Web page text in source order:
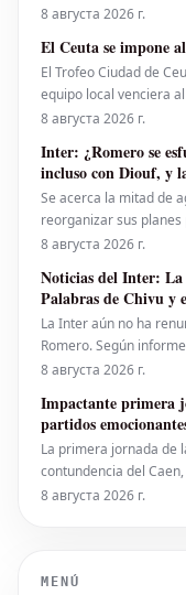
declaración oficial
mejor protección
8 августа 2026 г.
El Ceuta se impone
El Trofeo Ciudad de
equipo local venciera
superior durante gran
descanso. Haitam
8 августа 2026 г.
Inter: ¿Romero se
incluso con Diouf, y
Se acerca la mitad de
reorganizar sus
parece cada vez más
defensa estará
8 августа 2026 г.
Noticias del Inter: La
Palabras de Chivu y
La Inter aún no ha
Romero. Según
que el defensor
milanés habría
8 августа 2026 г.
Impactante primera
partidos
La primera jornada de
contundencia del
aplastante victoria
8 августа 2026 г.
MENÚ